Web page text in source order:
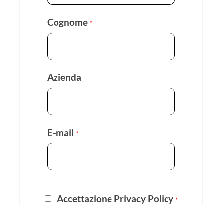
Cognome *
Azienda
E-mail *
Accettazione Privacy Policy *